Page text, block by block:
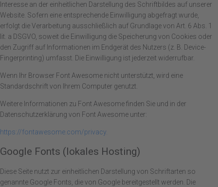
Interesse an der einheitlichen Darstellung des Schriftbildes auf unserer
Website. Sofern eine entsprechende Einwilligung abgefragt wurde,
erfolgt die Verarbeitung ausschließlich auf Grundlage von Art. 6 Abs. 1
lit. a DSGVO, soweit die Einwilligung die Speicherung von Cookies oder
den Zugriff auf Informationen im Endgerät des Nutzers (z. B. Device-
Fingerprinting) umfasst. Die Einwilligung ist jederzeit widerrufbar.
Wenn Ihr Browser Font Awesome nicht unterstützt, wird eine
Standardschrift von Ihrem Computer genutzt.
Weitere Informationen zu Font Awesome finden Sie und in der
Datenschutzerklärung von Font Awesome unter:
https://fontawesome.com/privacy.
Google Fonts (lokales Hosting)
Diese Seite nutzt zur einheitlichen Darstellung von Schriftarten so
genannte Google Fonts, die von Google bereitgestellt werden. Die